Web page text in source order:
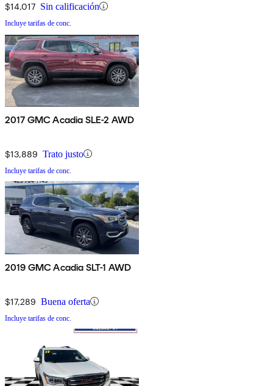
$14,017 Sin calificación
Incluye tarifas de conc.
2017 GMC Acadia SLE-2 AWD
$13,889 Trato justo
Incluye tarifas de conc.
2019 GMC Acadia SLT-1 AWD
$17,289 Buena oferta
Incluye tarifas de conc.